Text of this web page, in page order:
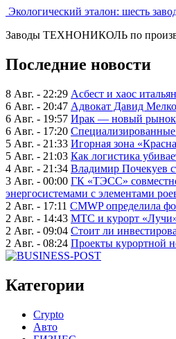
Экологический эталон: шесть
Заводы ТЕХНОНИКОЛЬ по
Последние новости
8 Авг. - 22:29 Асбест и хаос
6 Авг. - 20:47 Адвокат Давид
6 Авг. - 19:57 Ирак — новый рынок
6 Авг. - 17:20
5 Авг. - 21:33 Игорная зона
5 Авг. - 21:03 Как логистика
4 Авг. - 21:34 Владимир Почекуев
3 Авг. - 00:00 ГК «ТЭСС»
энергосистемами с элементами
2 Авг. - 17:11 CMWP определила
2 Авг. - 14:43 МТС и курорт
2 Авг. - 09:04 Стоит ли
2 Авг. - 08:24 Проекты курортной
Категории
Crypto
Авто